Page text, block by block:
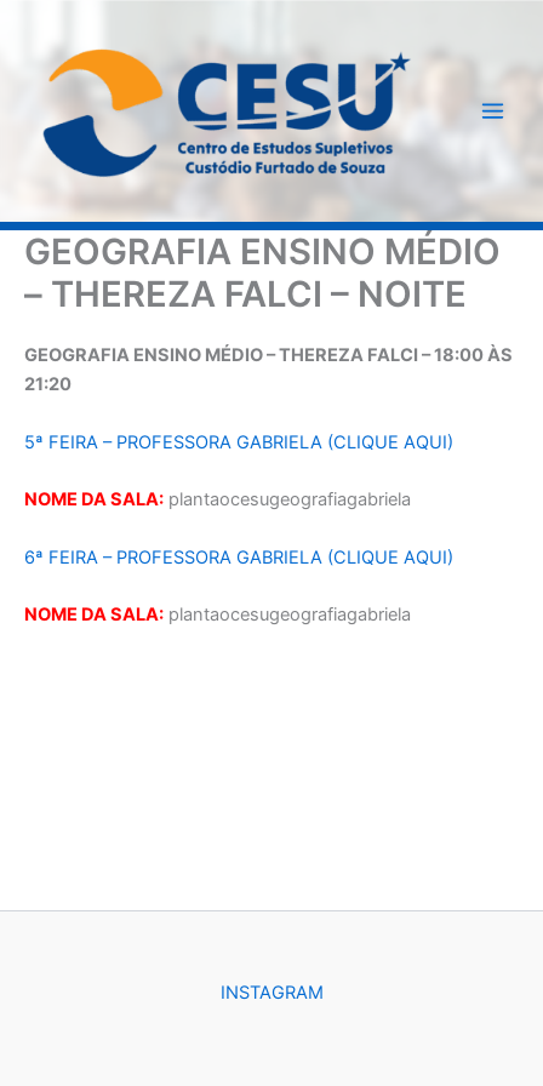
GEOGRAFIA ENSINO MÉDIO
– THEREZA FALCI – NOITE
GEOGRAFIA ENSINO MÉDIO – THEREZA FALCI – 18:00 ÀS
21:20
5ª FEIRA – PROFESSORA GABRIELA (CLIQUE AQUI)
NOME DA SALA: plantaocesugeografiagabriela
6ª FEIRA – PROFESSORA GABRIELA (CLIQUE AQUI)
NOME DA SALA: plantaocesugeografiagabriela
INSTAGRAM